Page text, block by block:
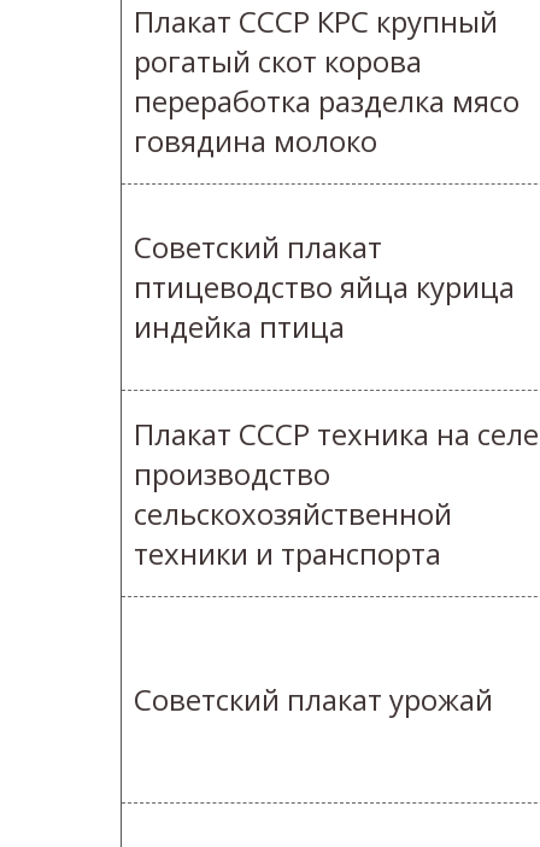
Плакат СССР КРС крупный
рогатый скот корова
переработка разделка мясо
говядина молоко
Советский плакат
птицеводство яйца курица
индейка птица
Плакат СССР техника на селе
производство
сельскохозяйственной
техники и транспорта
Советский плакат урожай